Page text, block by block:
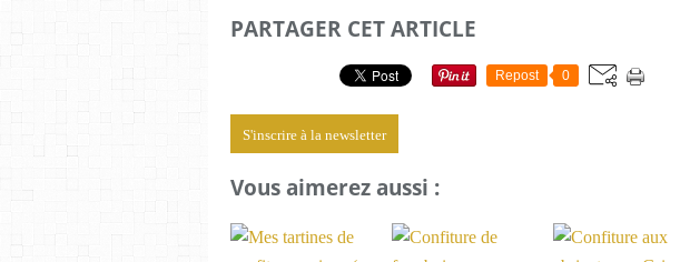
PARTAGER CET ARTICLE
Repost 0
S'inscrire à la newsletter
Vous aimerez aussi :